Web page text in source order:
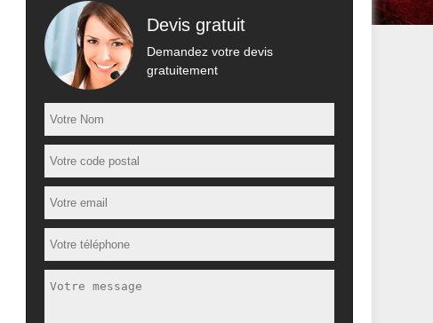
Devis gratuit
Demandez votre devis
gratuitement